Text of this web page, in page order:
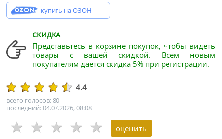
купить на ОЗОН
СКИДКА
Представьтесь в корзине покупок, чтобы видеть
товары с вашей скидкой. Всем новым
покупателям дается скидка 5% при регистрации.
4.4
всего голосов: 80
последний: 04.07.2026, 08:08